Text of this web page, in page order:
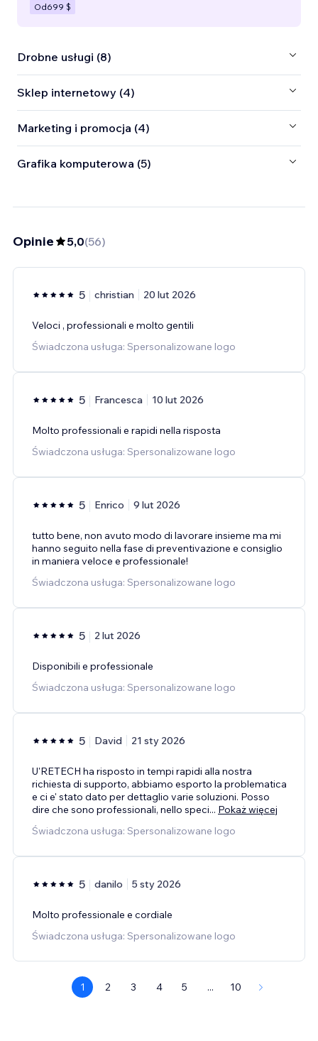
Od699 $
Drobne usługi (8)
Sklep internetowy (4)
Marketing i promocja (4)
Grafika komputerowa (5)
Opinie 5,0(56)
5 christian 20 lut 2026
Veloci , professionali e molto gentili
Świadczona usługa: Spersonalizowane logo
5 Francesca 10 lut 2026
Molto professionali e rapidi nella risposta
Świadczona usługa: Spersonalizowane logo
5 Enrico 9 lut 2026
tutto bene, non avuto modo di lavorare insieme ma mi
hanno seguito nella fase di preventivazione e consiglio
in maniera veloce e professionale!
Świadczona usługa: Spersonalizowane logo
5 2 lut 2026
Disponibili e professionale
Świadczona usługa: Spersonalizowane logo
5 David 21 sty 2026
U'RETECH ha risposto in tempi rapidi alla nostra
richiesta di supporto, abbiamo esporto la problematica
e ci e' stato dato per dettaglio varie soluzioni. Posso
dire che sono professionali, nello speci... Pokaż więcej
Świadczona usługa: Spersonalizowane logo
5 danilo 5 sty 2026
Molto professionale e cordiale
Świadczona usługa: Spersonalizowane logo
1 2 3 4 5 ... 10